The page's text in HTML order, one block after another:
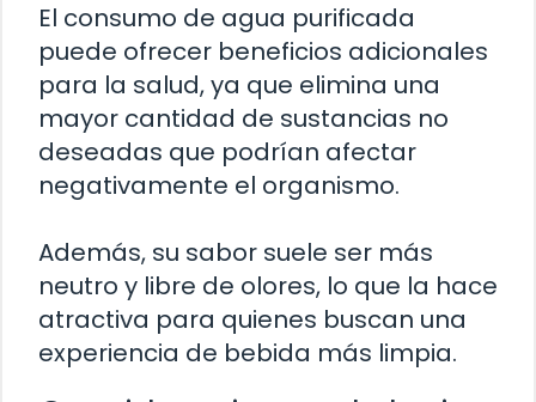
El consumo de agua purificada
puede ofrecer beneficios adicionales
para la salud, ya que elimina una
mayor cantidad de sustancias no
deseadas que podrían afectar
negativamente el organismo.
Además, su sabor suele ser más
neutro y libre de olores, lo que la hace
atractiva para quienes buscan una
experiencia de bebida más limpia.